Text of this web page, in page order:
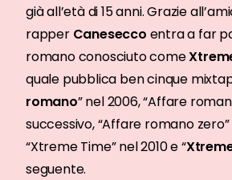
già all’età di 15 anni. Grazie
rapper Canesecco entra a far
romano conosciuto come
quale pubblica ben cinque
romano” nel 2006, “Affare
successivo, “Affare romano zero”
“Xtreme Time” nel 2010 e “
seguente.